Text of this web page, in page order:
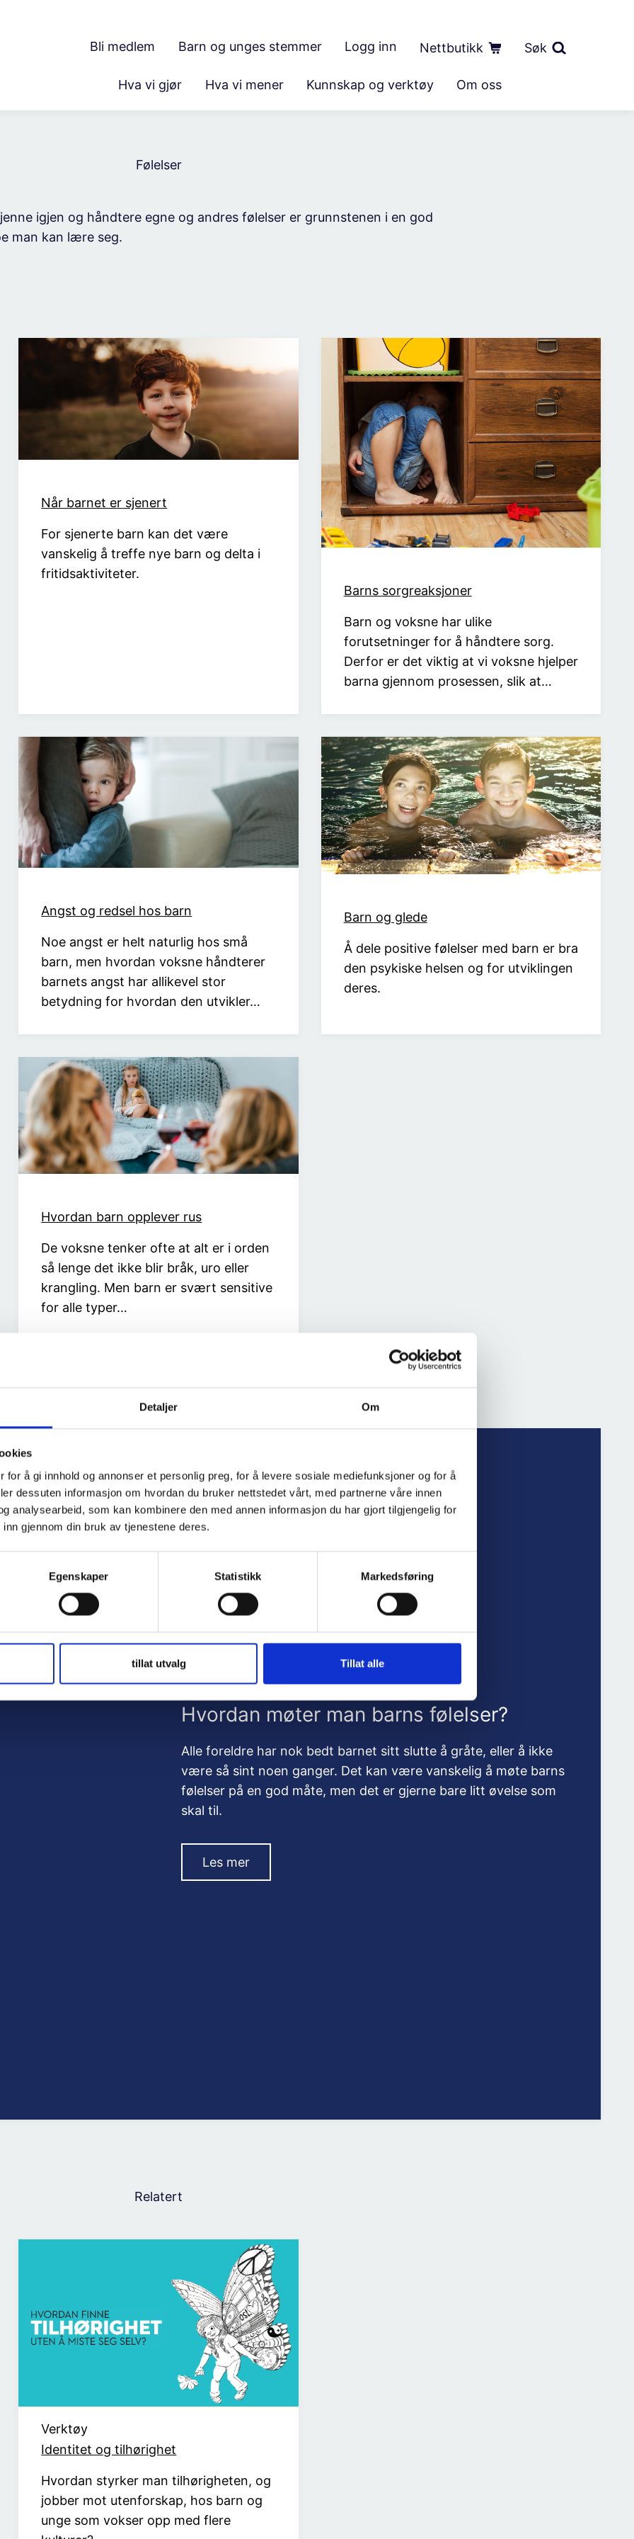
Detaljer Om
for å gi innhold og annonser et personlig preg, for å levere sosiale mediefunksjoner og for å
dessuten informasjon om hvordan du bruker nettstedet vårt, med partnerne våre innen
analysearbeid, som kan kombinere den med annen informasjon du har gjort tilgjengelig for
gjennom din bruk av tjenestene deres.
Egenskaper Statistikk Markedsføring
tillat utvalg Tillat alle
Bli medlem Barn og unges stemmer Logg inn Nettbutikk Søk
Hva vi gjør Hva vi mener Kunnskap og verktøy Om oss
Følelser
igjen og håndtere egne og andres følelser er grunnstenen i en god
man kan lære seg.
Når barnet er sjenert
For sjenerte barn kan det være
vanskelig å treffe nye barn og delta i
fritidsaktiviteter.
Barns sorgreaksjoner
Barn og voksne har ulike
forutsetninger for å håndtere sorg.
Derfor er det viktig at vi voksne hjelper
barna gjennom prosessen, slik at…
Angst og redsel hos barn
Noe angst er helt naturlig hos små
barn, men hvordan voksne håndterer
barnets angst har allikevel stor
betydning for hvordan den utvikler…
Barn og glede
Å dele positive følelser med barn er bra
den psykiske helsen og for utviklingen
deres.
Hvordan barn opplever rus
De voksne tenker ofte at alt er i orden
så lenge det ikke blir bråk, uro eller
krangling. Men barn er svært sensitive
for alle typer…
Hvordan møter man barns følelser?
Alle foreldre har nok bedt barnet sitt slutte å gråte, eller å ikke
være så sint noen ganger. Det kan være vanskelig å møte barns
følelser på en god måte, men det er gjerne bare litt øvelse som
skal til.
Les mer
Relatert
Verktøy
Identitet og tilhørighet
Hvordan styrker man tilhørigheten, og
jobber mot utenforskap, hos barn og
unge som vokser opp med flere